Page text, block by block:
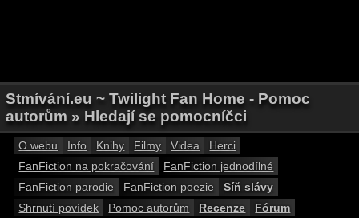
Stmívání.eu ~ Twilight Fan Home - Pomoc
autorům » Hledají se pomocníčci
O webu Info Knihy Filmy Videa
Herci
FanFiction na pokračování
FanFiction jednodílné
FanFiction parodie
FanFiction poezie
Síň slávy
Shrnutí povídek
Pomoc autorům Recenze Fórum